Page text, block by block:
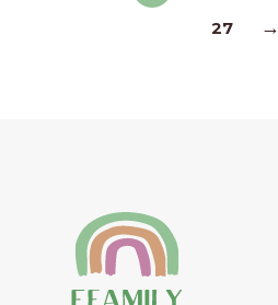
27
→